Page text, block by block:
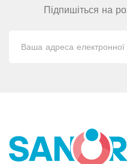
Підпишіться на